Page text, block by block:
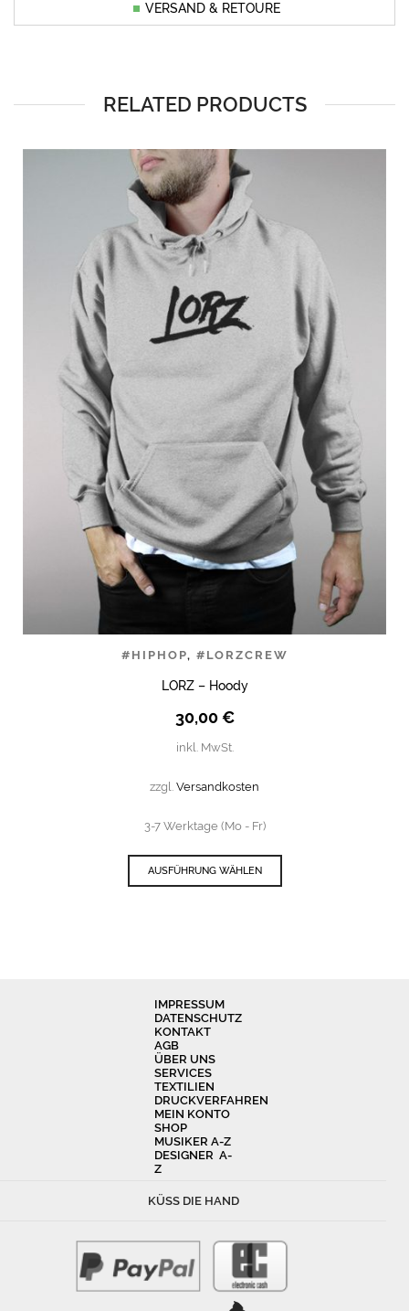
VERSAND & RETOURE
RELATED PRODUCTS
#HIPHOP, #LORZCREW
LORZ – Hoody
30,00€
inkl. MwSt.
zzgl. Versandkosten
3-7 Werktage (Mo - Fr)
AUSFÜHRUNG WÄHLEN
IMPRESSUM
DATENSCHUTZ
KONTAKT
AGB
ÜBER UNS
SERVICES
TEXTILIEN
DRUCKVERFAHREN
MEIN KONTO
SHOP
MUSIKER A-Z
DESIGNER A-
Z
KÜSS DIE HAND